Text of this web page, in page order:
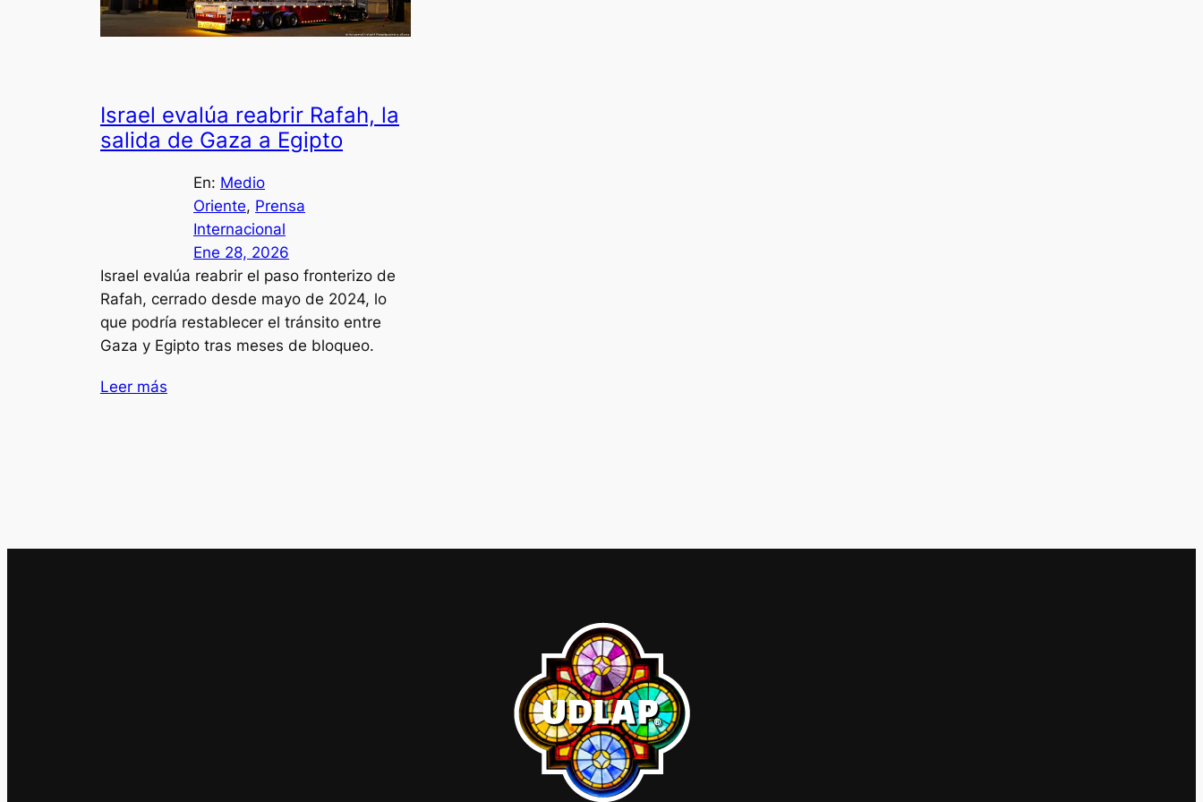
Israel evalúa reabrir Rafah, la
salida de Gaza a Egipto
En: Medio
Oriente, Prensa
Internacional
Ene 28, 2026
Israel evalúa reabrir el paso fronterizo de
Rafah, cerrado desde mayo de 2024, lo
que podría restablecer el tránsito entre
Gaza y Egipto tras meses de bloqueo.
Leer más